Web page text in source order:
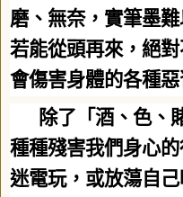
磨、無奈，實筆墨
若能從頭再來，絕
會傷害身體的各種惡
除了「酒、色、
種種殘害我們身心
迷電玩，或放蕩自